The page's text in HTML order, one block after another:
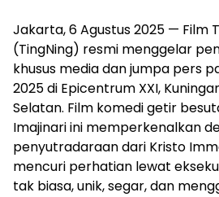
Jakarta, 6 Agustus 2025 — Film
(TingNing) resmi menggelar
khusus media dan jumpa pers
2025 di Epicentrum XXI,
Selatan. Film komedi getir
Imajinari ini memperkenalkan
penyutradaraan dari Kristo
mencuri perhatian lewat
tak biasa, unik, segar, dan